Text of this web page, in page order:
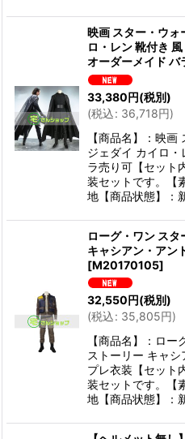
映画 スター・ウォ
ロ・レン 靴付き
オーダーメイド バ
33,380円(税別)
(税込: 36,718円)
【商品名】：映
ジェダイ カイロ
ラ売り可【セット
装セットです。
地【商品状態】：
ローグ・ワン ス
キャシアン・アン
[M20170105]
32,550円(税別)
(税込: 35,805円)
【商品名】：ロー
ストーリー キャ
プレ衣装【セット
装セットです。
地【商品状態】：